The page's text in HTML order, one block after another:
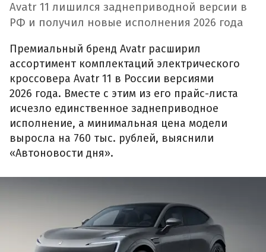
Avatr 11 лишился заднеприводной версии в
РФ и получил новые исполнения 2026 года
Премиальный бренд Avatr расширил
ассортимент комплектаций электрического
кроссовера Avatr 11 в России версиями
2026 года. Вместе с этим из его прайс-листа
исчезло единственное заднеприводное
исполнение, а минимальная цена модели
выросла на 760 тыс. рублей, выяснили
«Автоновости дня».